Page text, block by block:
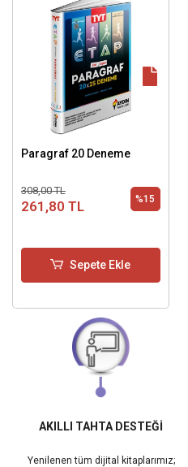
Paragraf 20 Deneme
308,00 TL
261,80 TL %15
Sepete Ekle
AKILLI TAHTA DESTEĞİ
Yenilenen tüm dijital kitaplarımız;